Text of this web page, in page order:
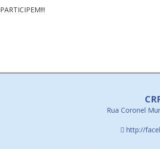
PARTICIPEM!!!
Rua Coronel
http://